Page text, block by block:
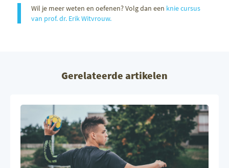
Wil je meer weten en oefenen? Volg dan een knie cursus
van prof. dr. Erik Witvrouw.
Gerelateerde artikelen